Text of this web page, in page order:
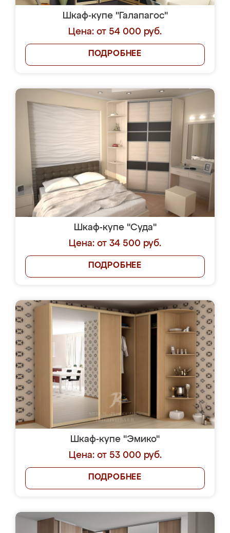
Шкаф-купе "Галапагос"
Цена: от 54 000 руб.
ПОДРОБНЕЕ
Шкаф-купе "Суда"
Цена: от 34 500 руб.
ПОДРОБНЕЕ
Шкаф-купе "Эмико"
Цена: от 53 000 руб.
ПОДРОБНЕЕ